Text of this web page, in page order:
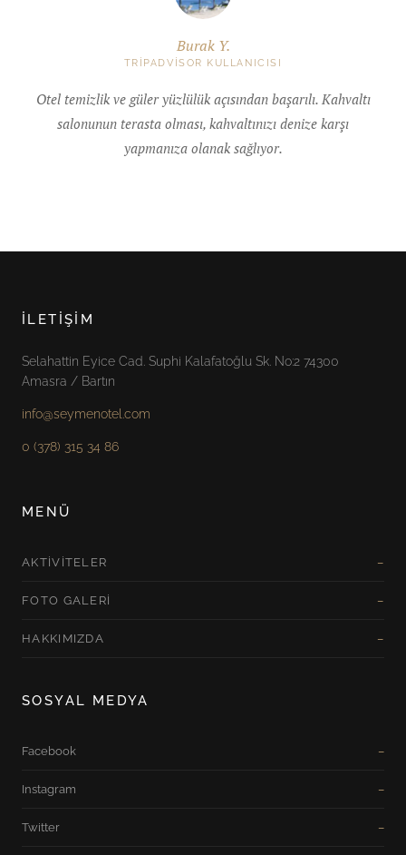
Burak Y.
TRIPADVISOR KULLANICISI
Otel temizlik ve güler yüzlülük açısından başarılı. Kahvaltı
salonunun terasta olması, kahvaltınızı denize karşı
yapmanıza olanak sağlıyor.
İLETIŞIM
Selahattin Eyice Cad. Suphi Kalafatoğlu Sk. No:2 74300
Amasra / Bartın
info@seymenotel.com
0 (378) 315 34 86
MENÜ
AKTIVITELER
FOTO GALERI
HAKKIMIZDA
SOSYAL MEDYA
Facebook
Instagram
Twitter